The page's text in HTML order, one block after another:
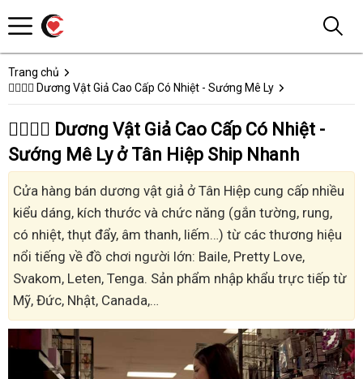
Trang chủ
👩‍❤️‍💋‍👨 Dương Vật Giả Cao Cấp Có Nhiệt - Sướng Mê Ly
👩‍❤️‍💋‍👨 Dương Vật Giả Cao Cấp Có Nhiệt -
Sướng Mê Ly ở Tân Hiệp Ship Nhanh
Cửa hàng bán dương vật giả ở Tân Hiệp cung cấp nhiều
kiểu dáng, kích thước và chức năng (gắn tường, rung,
có nhiệt, thụt đẩy, âm thanh, liếm…) từ các thương hiệu
nổi tiếng về đồ chơi người lớn: Baile, Pretty Love,
Svakom, Leten, Tenga. Sản phẩm nhập khẩu trực tiếp từ
Mỹ, Đức, Nhật, Canada,…